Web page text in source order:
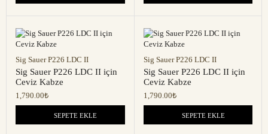
Sig Sauer P226 LDC II
Sig Sauer P226 LDC II için
Ceviz Kabze
1,790.00₺
SEPETE EKLE
Sig Sauer P226 LDC II
Sig Sauer P226 LDC II için
Ceviz Kabze
1,790.00₺
SEPETE EKLE